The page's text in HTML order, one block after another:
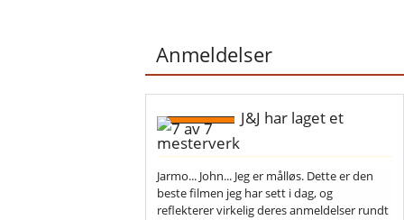
Anmeldelser
J&J har laget et
mesterverk
Jarmo... John... Jeg er målløs. Dette er den
beste filmen jeg har sett i dag, og
reflekterer virkelig deres anmeldelser rundt